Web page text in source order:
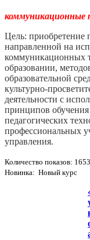
коммуникационные
Цель: приобретение
направленной на
коммуникационных
образовании,
образовательной
культурно-­
деятельности с
принципов
педагогических
профессиональных
управления.
Количество показов:
Новинка: Новый курс